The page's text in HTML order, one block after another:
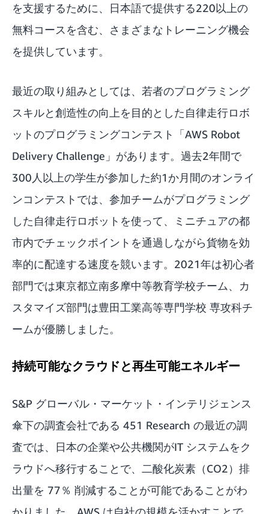
を支援するために、日本語で提供する220以上の
無料コースを含む、さまざまなトレーニング機会
を提供しています。
最近の取り組みとしては、若者のプログラミング
スキルと創造性の向上を目的とした自律走行ロボ
ットのプログラミングコンテスト「AWS Robot
Delivery Challenge 」があります。過去2年間で
300人以上の学生が参加した約1か月間のオンライ
ンコンテストでは、参加チームがプログラミング
した自律走行ロボットを使って、ミニチュアの都
市内でチェックポイントを通過しながら貨物を効
率的に配達する速度を競います。2021年は初心者
部門では東京都立南多摩中等教育学校チーム、カ
スタマイズ部門は豊田工業高等専門学校 専攻科チ
ームが優勝しました。
持続可能なクラウドと再生可能エネルギー
S&P グローバル・マーケット・インテリジェンス
傘下の調査会社である 451 Research の最近の調
査では、日本の企業や公共機関がIT システムをク
ラウドへ移行することで、二酸化炭素（CO2）排
出量を 77％ 削減することが可能であることがわ